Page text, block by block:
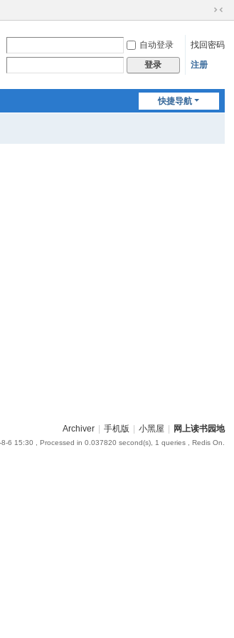
切
到
自动登录
找回密码
登录 注册
快捷导航
Archiver 手机版 小黑屋 网上读书园地
6 15:30 , Processed in 0.037820 second(s), 1 queries , Redis On.